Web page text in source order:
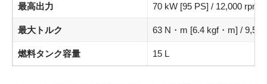
最高出力 70 kW [95 PS] / 12,000 rpm
最大トルク 63 N・m [6.4 kgf・m] /
燃料タンク容量 15 L